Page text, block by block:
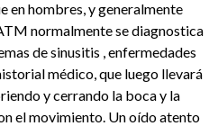
en hombres, y generalmente
normalmente se diagnostica
de sinusitis , enfermedades
médico, que luego llevará
y cerrando la boca y la
el movimiento. Un oído atento